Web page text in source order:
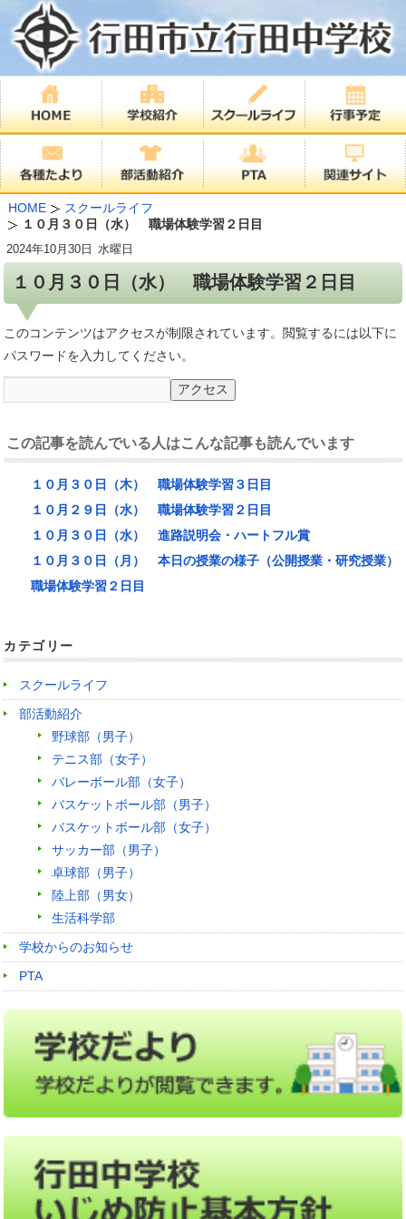
HOME
スクールライフ
１０月３０日（水） 職場体験学習２日目
１０月３０日（水） 職場体験学習２日目
2024年10月30日 水曜日
このコンテンツはアクセスが制限されています。閲覧するには以下に
パスワードを入力してください。
この記事を読んでいる人はこんな記事も読んでいます
１０月３０日（木） 職場体験学習３日目
１０月２９日（水） 職場体験学習２日目
１０月３０日（水） 進路説明会・ハートフル賞
１０月３０日（月） 本日の授業の様子（公開授業・研究授業）
職場体験学習２日目
カテゴリー
スクールライフ
部活動紹介
野球部（男子）
テニス部（女子）
バレーボール部（女子）
バスケットボール部（男子）
バスケットボール部（女子）
サッカー部（男子）
卓球部（男子）
陸上部（男女）
生活科学部
学校からのお知らせ
PTA